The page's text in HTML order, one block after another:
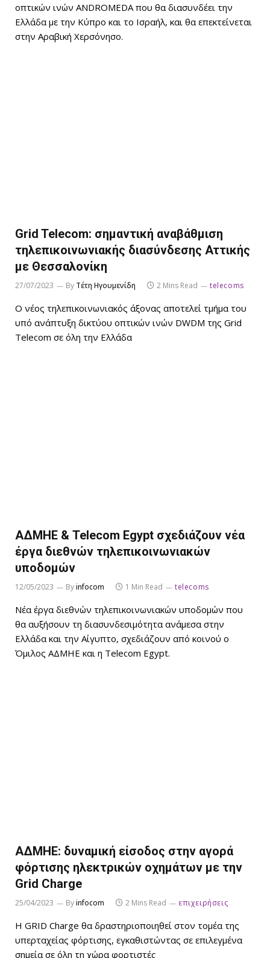
οπτικών ινών ANDROMEDA που θα διασυνδέει την
Ελλάδα με την Κύπρο και το Ισραήλ, και θα επεκτείνεται
στην Αραβική Χερσόνησο.
Grid Telecom: σημαντική αναβάθμιση
τηλεπικοινωνιακής διασύνδεσης Αττικής
με Θεσσαλονίκη
27/07/2023 By Τέτη Ηγουμενίδη 2 Mins Read telecoms
Ο νέος τηλεπικοινωνιακός άξονας αποτελεί τμήμα του
υπό ανάπτυξη δικτύου οπτικών ινών DWDM της Grid
Telecom σε όλη την Ελλάδα
ΑΔΜΗΕ & Telecom Egypt σχεδιάζουν νέα
έργα διεθνών τηλεπικοινωνιακών
υποδομών
12/05/2023 Byinfocom 1 Min Read telecoms
Νέα έργα διεθνών τηλεπικοινωνιακών υποδομών που
θα αυξήσουν τη διασυνδεσιμότητα ανάμεσα στην
Ελλάδα και την Αίγυπτο, σχεδιάζουν από κοινού ο
Όμιλος ΑΔΜΗΕ και η Telecom Egypt.
ΑΔΜΗΕ: δυναμική είσοδος στην αγορά
φόρτισης ηλεκτρικών οχημάτων με την
Grid Charge
25/04/2023 Byinfocom 2 Mins Read επιχειρήσεις
Η GRID Charge θα δραστηριοποιηθεί στον τομέα της
υπερταχείας φόρτισης, εγκαθιστώντας σε επιλεγμένα
σημεία σε όλη τη χώρα φορτιστές